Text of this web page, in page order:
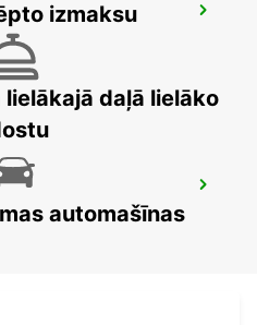
MAIN
izmaksu
daļā lielāko
automašīnas